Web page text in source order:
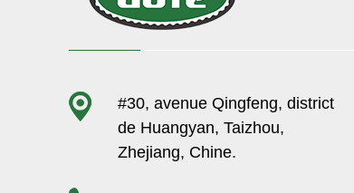
#30, avenue Qingfeng, district
de Huangyan, Taizhou,
Zhejiang, Chine.